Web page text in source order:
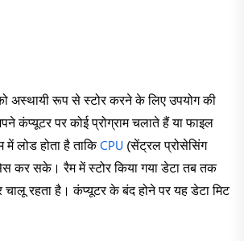
अस्थायी रूप से स्टोर करने के लिए उपयोग की
कंप्यूटर पर कोई प्रोग्राम चलाते हैं या फाइल
लोड होता है ताकिCPU(सेंट्रल प्रोसेसिंग
कर सके। रैम में स्टोर किया गया डेटा तब तक
रहता है। कंप्यूटर के बंद होने पर यह डेटा मिट